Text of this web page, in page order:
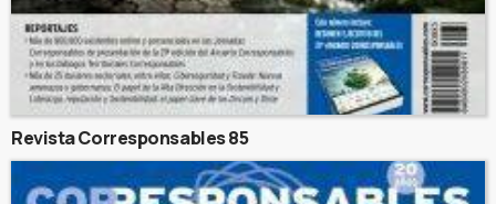
Revista Corresponsables 85